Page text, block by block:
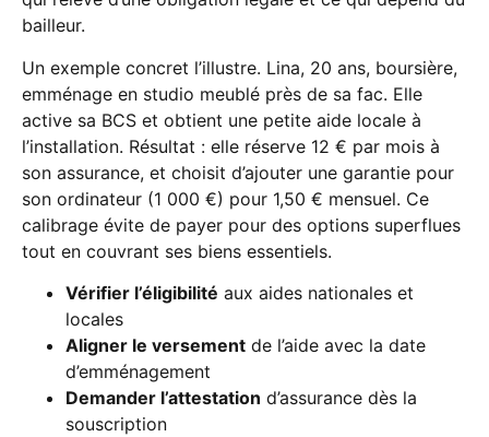
bailleur.
Un exemple concret l’illustre. Lina, 20 ans, boursière,
emménage en studio meublé près de sa fac. Elle
active sa BCS et obtient une petite aide locale à
l’installation. Résultat : elle réserve 12 € par mois à
son assurance, et choisit d’ajouter une garantie pour
son ordinateur (1 000 €) pour 1,50 € mensuel. Ce
calibrage évite de payer pour des options superflues
tout en couvrant ses biens essentiels.
Vérifier l’éligibilité aux aides nationales et
locales
Aligner le versement de l’aide avec la date
d’emménagement
Demander l’attestation d’assurance dès la
souscription